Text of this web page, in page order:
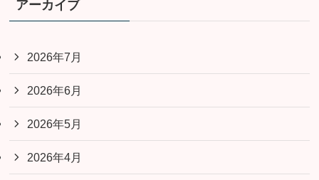
アーカイブ
2026年7月
2026年6月
2026年5月
2026年4月